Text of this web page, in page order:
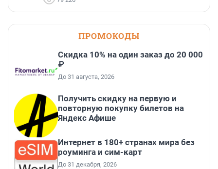
ПРОМОКОДЫ
Скидка 10% на один заказ до 20 000
₽
До 31 августа, 2026
Получить скидку на первую и
повторную покупку билетов на
Яндекс Афише
Интернет в 180+ странах мира без
роуминга и сим-карт
До 31 декабря, 2026